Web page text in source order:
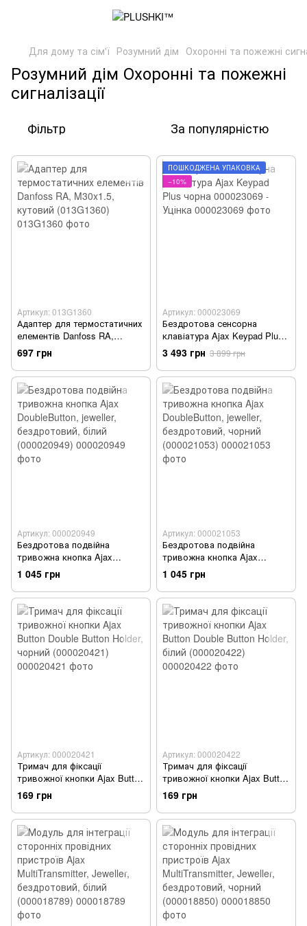
Для дому та сім'ї Розумний дім Охоронні та пожежні
Розумний дім Охоронні та пожежні
сигналізації
Фільтр За популярністю
Артикул: 013G1360
Адаптер для термостатичних
елементів Danfoss RA,
M30x1.5, кутовий (013G1360)
697 грн
ПОШКОДЖЕНА УПАКОВКА
−10%
Артикул: 000023069
Бездротова сенсорна
клавіатура Ajax Keypad Plus
чорна 000023069 - Уцінка
3 493 грн 3 899 грн
Артикул: 000020949
Бездротова подвійна
тривожна кнопка Ajax
DoubleButton, jeweller,
бездротовий, білий
(000020949)
1 045 грн
Артикул: 000021053
Бездротова подвійна
тривожна кнопка Ajax
DoubleButton, jeweller,
бездротовий, чорний
(000021053)
1 045 грн
Артикул: 000020421
Тримач для фіксації
тривожної кнопки Ajax Button
Double Button Holder, чорний
(000020421)
169 грн
Артикул: 000020422
Тримач для фіксації
тривожної кнопки Ajax Button
Double Button Holder, білий
(000020422)
169 грн